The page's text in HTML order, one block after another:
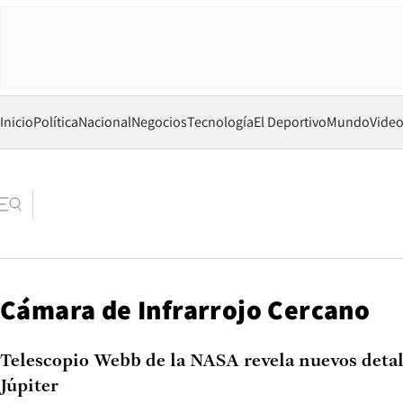
InicioPolíticaNacionalNegociosTecnologíaEl DeportivoMundo
Cámara de Infrarrojo Cercano
Telescopio Webb de la NASA revela nuevos
Júpiter